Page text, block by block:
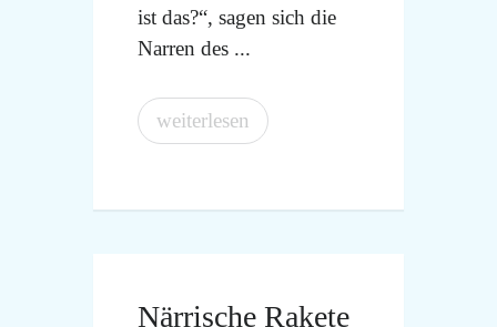
ist das?“, sagen sich die
Narren des ...
weiterlesen
Närrische Rakete